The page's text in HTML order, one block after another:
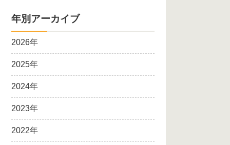
年別アーカイブ
2026年
2025年
2024年
2023年
2022年